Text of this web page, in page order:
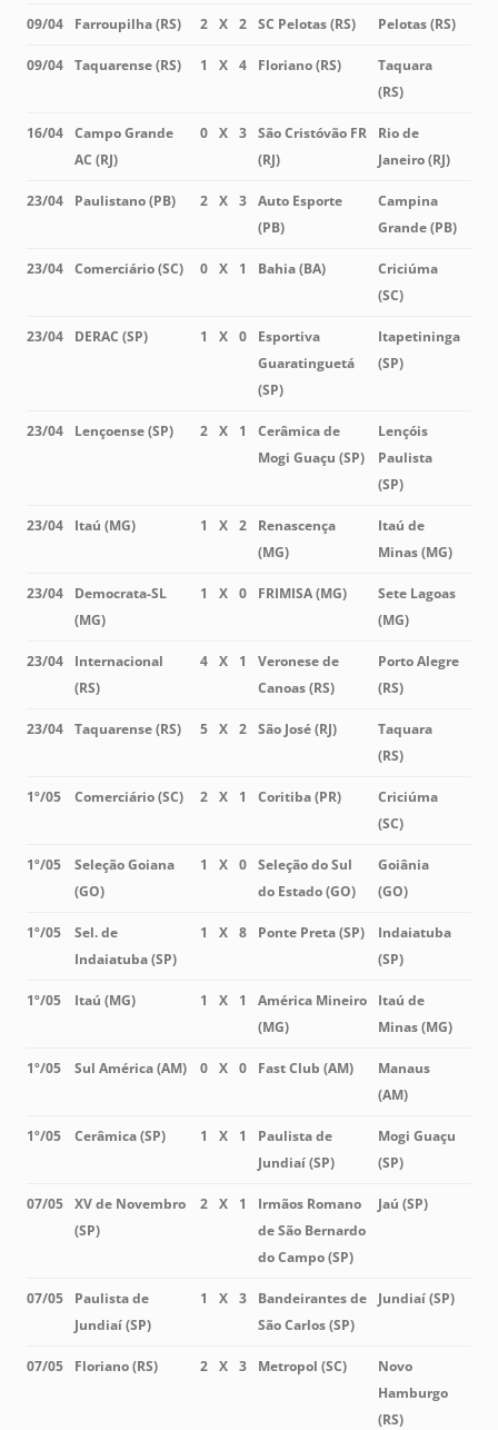
09/04 Farroupilha (RS) 2 X 2 SC Pelotas (RS) Pelotas (RS)
09/04 Taquarense (RS) 1 X 4 Floriano (RS)
Taquara
(RS)
16/04 Campo Grande
AC (RJ)
0 X 3 São Cristóvão FR
(RJ)
Rio de
Janeiro (RJ)
23/04 Paulistano (PB) 2 X 3 Auto Esporte
(PB)
Campina
Grande (PB)
23/04 Comerciário (SC) 0 X 1 Bahia (BA)
Criciúma
(SC)
23/04 DERAC (SP) 1 X 0
Esportiva
Guaratinguetá
(SP)
Itapetininga
(SP)
23/04 Lençoense (SP) 2 X 1
Cerâmica de
Mogi Guaçu (SP)
Lençóis
Paulista
(SP)
23/04 Itaú (MG) 1 X 2
Renascença
(MG)
Itaú de
Minas (MG)
23/04
Democrata-SL
(MG)
1 X 0 FRIMISA (MG)
Sete Lagoas
(MG)
23/04
Internacional
(RS)
4 X 1
Veronese de
Canoas (RS)
Porto Alegre
(RS)
23/04 Taquarense (RS) 5 X 2 São José (RJ)
Taquara
(RS)
1º/05 Comerciário (SC) 2 X 1 Coritiba (PR)
Criciúma
(SC)
1º/05
Seleção Goiana
(GO)
1 X 0 Seleção do Sul
do Estado (GO)
Goiânia
(GO)
1º/05
Sel. de
Indaiatuba (SP)
1 X 8 Ponte Preta (SP)
Indaiatuba
(SP)
1º/05 Itaú (MG) 1 X 1
América Mineiro
(MG)
Itaú de
Minas (MG)
1º/05 Sul América (AM) 0 X 0 Fast Club (AM)
Manaus
(AM)
1º/05 Cerâmica (SP) 1 X 1
Paulista de
Jundiaí (SP)
Mogi Guaçu
(SP)
07/05 XV de Novembro
(SP)
2 X 1
Irmãos Romano
de São Bernardo
do Campo (SP)
Jaú (SP)
07/05
Paulista de
Jundiaí (SP)
1 X 3
Bandeirantes de
São Carlos (SP)
Jundiaí (SP)
07/05 Floriano (RS) 2 X 3 Metropol (SC)
Novo
Hamburgo
(RS)